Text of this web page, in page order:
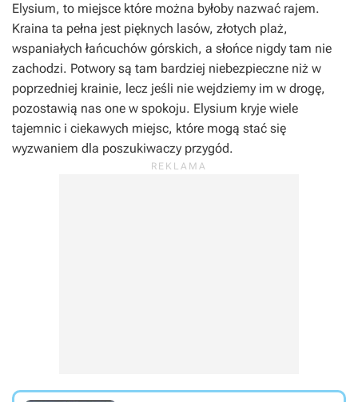
Elysium, to miejsce które można byłoby nazwać rajem.
Kraina ta pełna jest pięknych lasów, złotych plaż,
wspaniałych łańcuchów górskich, a słońce nigdy tam nie
zachodzi. Potwory są tam bardziej niebezpieczne niż w
poprzedniej krainie, lecz jeśli nie wejdziemy im w drogę,
pozostawią nas one w spokoju. Elysium kryje wiele
tajemnic i ciekawych miejsc, które mogą stać się
wyzwaniem dla poszukiwaczy przygód.